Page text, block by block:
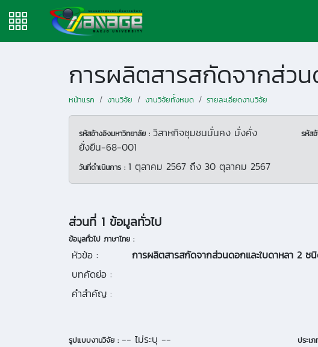
การผลิตสารสกัดจากส่ว
หน้าแรก งานวิจัย งานวิจัยทั้งหมด รายละเอียดงานวิจัย
รหัสอ้างอิงมหาวิทยาลัย : วิสาหกิจชุมชนมั่นคง มั่งคั่ง
ยั่งยืน-68-001
รหัส
วันที่ดำเนินการ : 1 ตุลาคม 2567 ถึง 30 ตุลาคม 2567
ส่วนที่ 1 ข้อมูลทั่วไป
ข้อมูลทั่วไป ภาษาไทย :
หัวข้อ :
การผลิตสารสกัดจากส่วนดอกและใบดาหลา 2 ช
บทคัดย่อ :
คำสำคัญ :
รูปแบบงานวิจัย : -- ไม่ระบุ -- ประเ